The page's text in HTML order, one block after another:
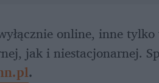
online, inne
jak i niestacjonarnej.
.